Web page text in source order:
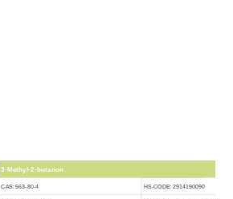
3-Methyl-2-butanon
CAS: 563-80-4 HS-CODE: 2914190090